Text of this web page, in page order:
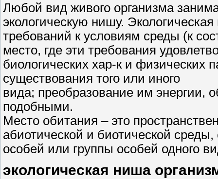
Любой вид живого организма
экологическую нишу.
требований к условиям среды (к
место, где эти требования
биологических хар-к и
существования того или иного
вида; преобразование им энергии,
подобными.
Место обитания – это
абиотической и биотической
особей или группы особей одного
экологическая ниша